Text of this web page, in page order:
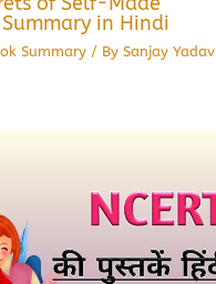
in Hindi
Summary/ By Sanjay Yadav